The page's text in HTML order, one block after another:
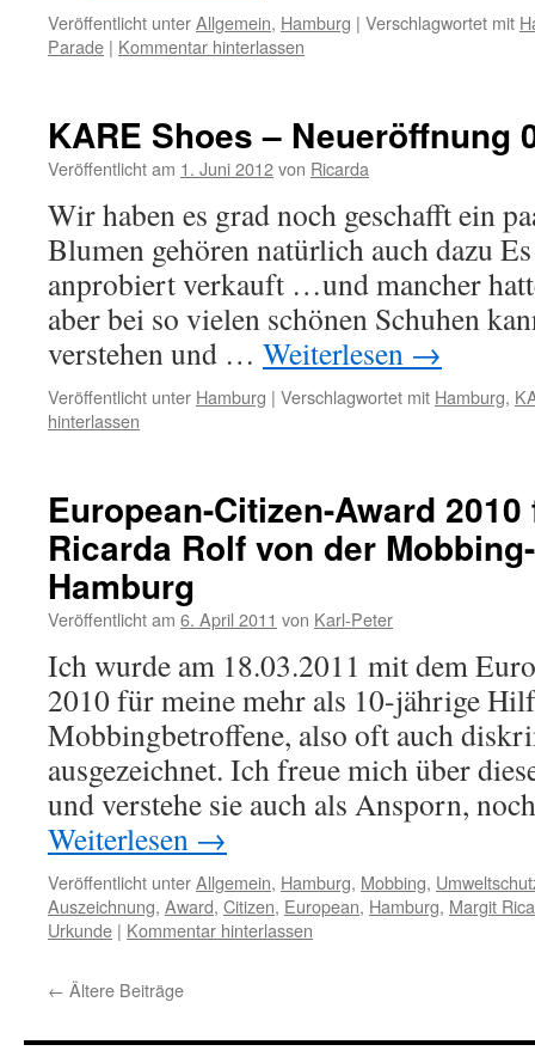
Veröffentlicht unterAllgemein, Hamburg | Verschlagwortet mit
Parade | Kommentar hinterlassen
KARE Shoes – Neueröffnung
Veröffentlicht am 1. Juni 2012von Ricarda
Wir haben es grad noch geschafft ein
Blumen gehören natürlich auch dazu
anprobiert verkauft …und mancher
aber bei so vielen schönen Schuhen
verstehen und … Weiterlesen →
Veröffentlicht unter Hamburg | Verschlagwortet mit Hamburg,
hinterlassen
European-Citizen-Award
Ricarda Rolf von der
Hamburg
Veröffentlicht am 6. April 2011 von Karl-Peter
Ich wurde am 18.03.2011 mit dem
2010 für meine mehr als 10-jährige
Mobbingbetroffene, also oft auch
ausgezeichnet. Ich freue mich über
und verstehe sie auch als Ansporn,
Weiterlesen →
Veröffentlicht unterAllgemein, Hamburg, Mobbing,
Auszeichnung, Award, Citizen, European, Hamburg, Margit
Urkunde | Kommentar hinterlassen
← Ältere Beiträge